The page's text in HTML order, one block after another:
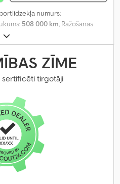
numurs:
508 000 km, Ražošanas
ZĪME
tirgotāji